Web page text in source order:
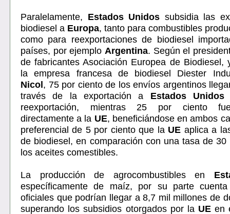
Paralelamente, Estados Unidos subsidia las
biodiesel a Europa, tanto para combustibles
como para reexportaciones de biodiesel
países, por ejemplo Argentina. Según el
de fabricantes Asociación Europea de Biodiesel,
la empresa francesa de biodiesel Diester
Nicol, 75 por ciento de los envíos argentinos
través de la exportación a Estados Unidos
reexportación, mientras 25 por ciento
directamente a la UE, beneficiándose en ambos
preferencial de 5 por ciento que la UE aplica a
de biodiesel, en comparación con una tasa de
los aceites comestibles.
La producción de agrocombustibles en
específicamente de maíz, por su parte
oficiales que podrían llegar a 8,7 mil millones de
superando los subsidios otorgados por la UE en